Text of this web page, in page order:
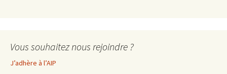
Vous souhaitez nous rejoindre ?
J’adhère à l’AIP